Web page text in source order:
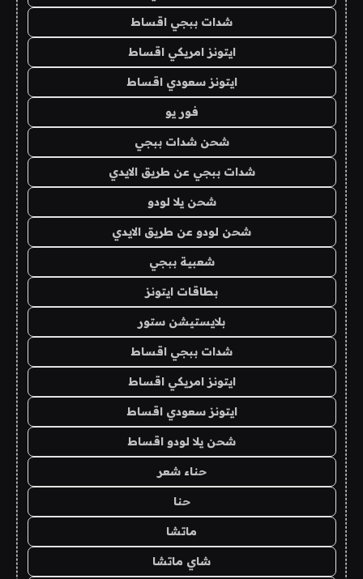
شدات ببجي اقساط
ايتونز امريكي اقساط
ايتونز سعودي اقساط
فور يو
شحن شدات ببجي
شدات ببجي عن طريق الايدي
شحن يلا لودو
شحن لودو عن طريق الايدي
شعبية ببجي
بطاقات ايتونز
بلايستيشن ستور
شدات ببجي اقساط
ايتونز امريكي اقساط
ايتونز سعودي اقساط
شحن يلا لودو اقساط
حناء شعر
حنا
ماتشا
شاي ماتشا